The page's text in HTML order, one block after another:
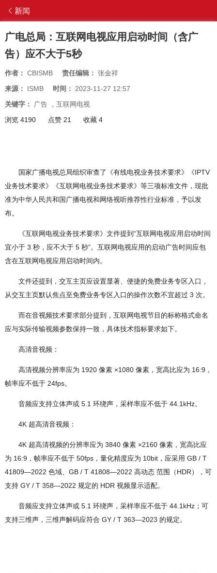
新闻
广电总局：互联网电视应用启动时间（含广
告）应不大于5秒
作者： CBISMB 责任编辑： 张金祥
来源： ISMB 时间： 2023-11-27 12:57
关键字：
广告 ， 互联网电视
浏览 4190
点赞 21 收藏 4
国家广播电视总局组织审查了《有线电视业务技术要求》《IPTV
业务技术要求》《互联网电视业务技术要求》等三项标准文件，现批
准为中华人民共和国广播电视和网络视听推荐性行业标准，予以发
布。
《互联网电视业务技术要求》文件提到“互联网电视应用启动时间
宜小于 3 秒，应不大于 5 秒”。互联网电视应用的启动广告时间应包
含在互联网电视应用启动时间内。
文件还提到，交互主页应设置显著、便捷的免费业务专区入口，
从交互主页默认焦点至免费业务专区入口的操作次数不宜超过 3 次。
而在音视频技术要求部分提到，互联网电视节目的标称格式命名
应与实际传输视频参数保持一致，具体技术指标要求如下。
高清音视频：
高清视频分辨率应为 1920 像素 ×1080 像素，宽高比应为 16:9，
帧率应不低于 24fps。
音频应支持立体声或 5.1 环绕声，采样率应不低于 44.1kHz。
4K 超高清音视频：
4K 超高清视频的分辨率应为 3840 像素 ×2160 像素，宽高比应
为 16:9，帧率应不低于 50fps，量化精度应为 10bit，应采用 GB / T
41809—2022 色域、GB / T 41808—2022 高动态 范围（HDR），可
支持 GY / T 358—2022 规定的 HDR 视频显示适配。
音频应支持立体声或 5.1 环绕声，采样率应不低于 44.1kHz；可
支持三维声，三维声解码应符合 GY / T 363—2023 的规定。